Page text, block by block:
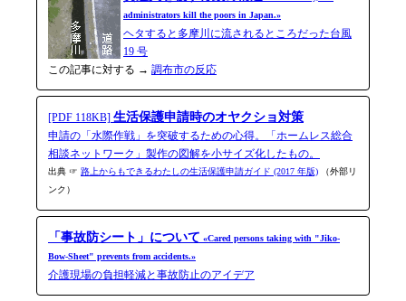
administrators kill the poors in Japan.»
ヘタすると多摩川に流されるところだった台風
19 号
この記事に対する → 調布市の反応
[PDF 118KB] 生活保護申請時のオヤクショ対策
申請の「水際作戦」を突破するための心得。「ホームレス総合
相談ネットワーク」製作の図解を小サイズ化したもの。
出典 ☞ 路上からもできるわたしの生活保護申請ガイド (2017 年版) （外部リ
ンク）
「事故防シート」について «Cared persons taking with "Jiko-​
Bow-​Sheet" prevents from accidents.»
介護現場の負担軽減と事故防止のアイデア